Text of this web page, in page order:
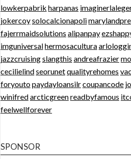
lowkerpabrik harpanas
jokercoysolocalcionapoli
fajerrmaidsolutions alipanpay
imguniversalhermosacultura
jazzcruisingslangthis andreafrazier
cecilielindseorunetqualityrehomes
foryoutopaydayloansilrcoupancode
winifredarcticgreenreadbyfamous
feelwellforever
SPONSOR